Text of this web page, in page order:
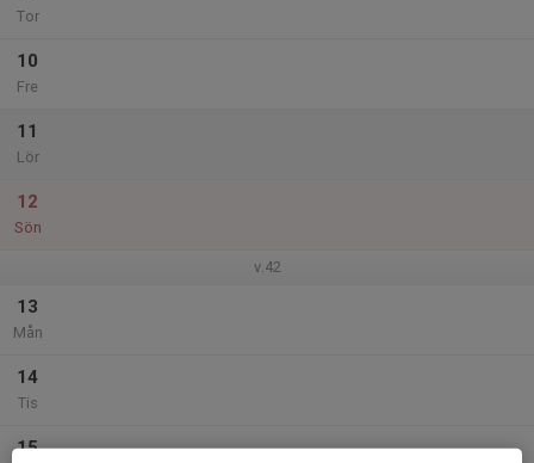
Tor
10
Fre
11
Lör
12
Sön
v.42
13
Mån
14
Tis
15